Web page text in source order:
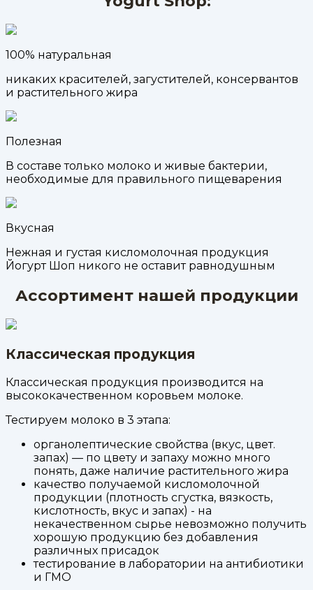
100% натуральная
никаких красителей, загустителей, консервантов
и растительного жира
Полезная
В составе только молоко и живые бактерии,
необходимые для правильного пищеварения
Вкусная
Нежная и густая кисломолочная продукция
Йогурт Шоп никого не оставит равнодушным
Ассортимент нашей продукции
Классическая продукция
Классическая продукция производится на
высококачественном коровьем молоке.
Тестируем молоко в 3 этапа:
органолептические свойства (вкус, цвет.
запах) — по цвету и запаху можно много
понять, даже наличие растительного жира
качество получаемой кисломолочной
продукции (плотность сгустка, вязкость,
кислотность, вкус и запах) - на
некачественном сырье невозможно получить
хорошую продукцию без добавления
различных присадок
тестирование в лаборатории на антибиотики
и ГМО